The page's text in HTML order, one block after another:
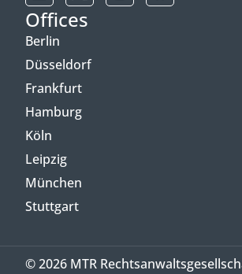
Offices
Berlin
Düsseldorf
Frankfurt
Hamburg
Köln
Leipzig
München
Stuttgart
© 2026 MTR